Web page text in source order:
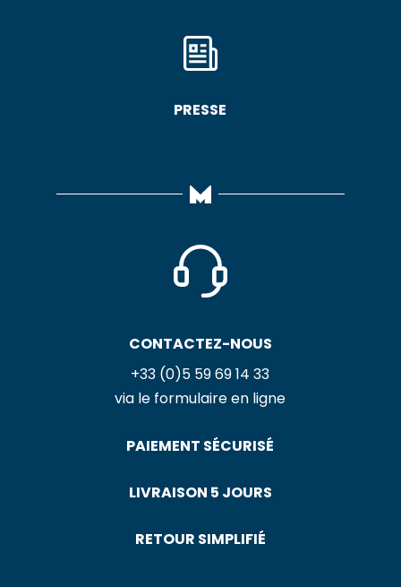
PRESSE
CONTACTEZ-NOUS
+33 (0)5 59 69 14 33
via le formulaire en ligne
PAIEMENT SÉCURISÉ
LIVRAISON 5 JOURS
RETOUR SIMPLIFIÉ